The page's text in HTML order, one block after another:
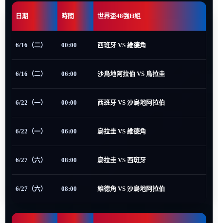
日期 時間 世界盃48強H組
6/16（二） 00:00 西班牙 VS 維德角
6/16（二） 06:00 沙烏地阿拉伯 VS 烏拉圭
6/22（一） 00:00 西班牙 VS 沙烏地阿拉伯
6/22（一） 06:00 烏拉圭 VS 維德角
6/27（六） 08:00 烏拉圭 VS 西班牙
6/27（六） 08:00 維德角 VS 沙烏地阿拉伯